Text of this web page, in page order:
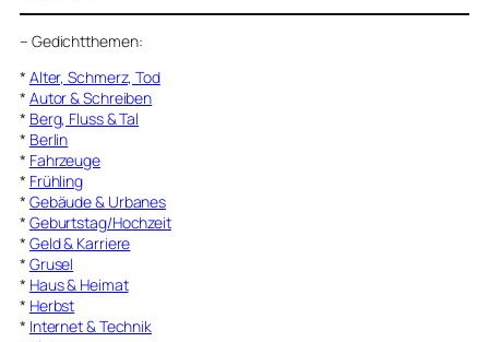
– Gedichtthemen:
* Alter, Schmerz, Tod
* Autor & Schreiben
* Berg, Fluss & Tal
* Berlin
* Fahrzeuge
* Frühling
* Gebäude & Urbanes
* Geburtstag/Hochzeit
* Geld & Karriere
* Grusel
* Haus & Heimat
* Herbst
* Internet & Technik